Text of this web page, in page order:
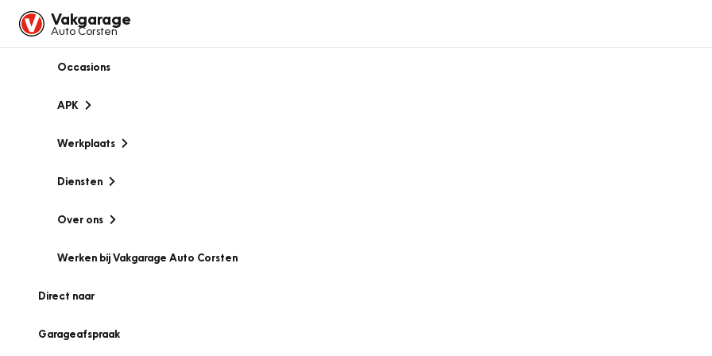
Vakgarage
Auto Corsten
Occasions
APK
Werkplaats
Diensten
Over ons
Werken bij Vakgarage Auto Corsten
Direct naar
Garageafspraak